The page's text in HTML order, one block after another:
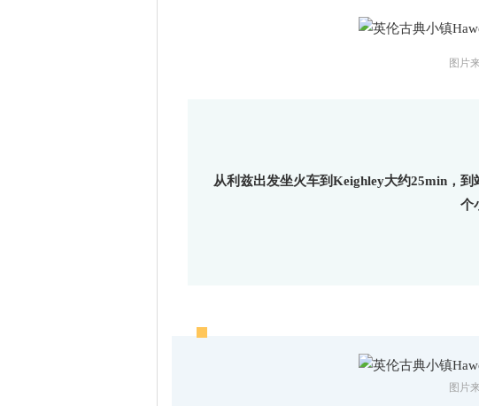
图片
从利兹出发坐火车到Keighley大约25min，
个
图片